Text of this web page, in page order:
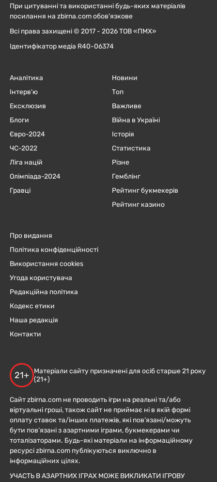
При цитуванні та використанні будь-яких матеріалів
посилання на zbirna.com обов'язкове
Всі права захищені © 2017 - 2026 ТОВ «ПМХ»
Ідентифікатор медіа R40-06374
Аналітика
Інтерв'ю
Ексклюзив
Блоги
Євро-2024
ЧC-2022
Ліга націй
Олімпіада-2024
Гравці
Новини
Топ
Важливе
Війна в Україні
Історія
Статистика
Різне
Гемблінг
Рейтинг букмекерів
Рейтинг казино
Про видання
Політика конфіденційності
Використання cookies
Угода користувача
Редакційна політика
Кодекс етики
Наша редакція
Контакти
21+
Матеріали сайту призначені для осіб старше 21 року
(21+)
Сайт zbirna.com не проводить ігри на реальні та/або
віртуальні гроші, також сайт не приймає ні в якій формі
оплату ставок та/інших платежів, які пов’язані/можуть
бути пов’язані з азартними іграми, букмекерами чи
тоталізаторами. Будь-які матеріали на інформаційному
ресурсі zbirna.com публікуються виключно в
інформаційних цілях.
УЧАСТЬ В АЗАРТНИХ ІГРАХ МОЖЕ ВИКЛИКАТИ ІГРОВУ